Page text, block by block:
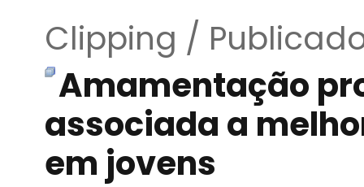
Clipping /
Amamentação
associada a
em jovens